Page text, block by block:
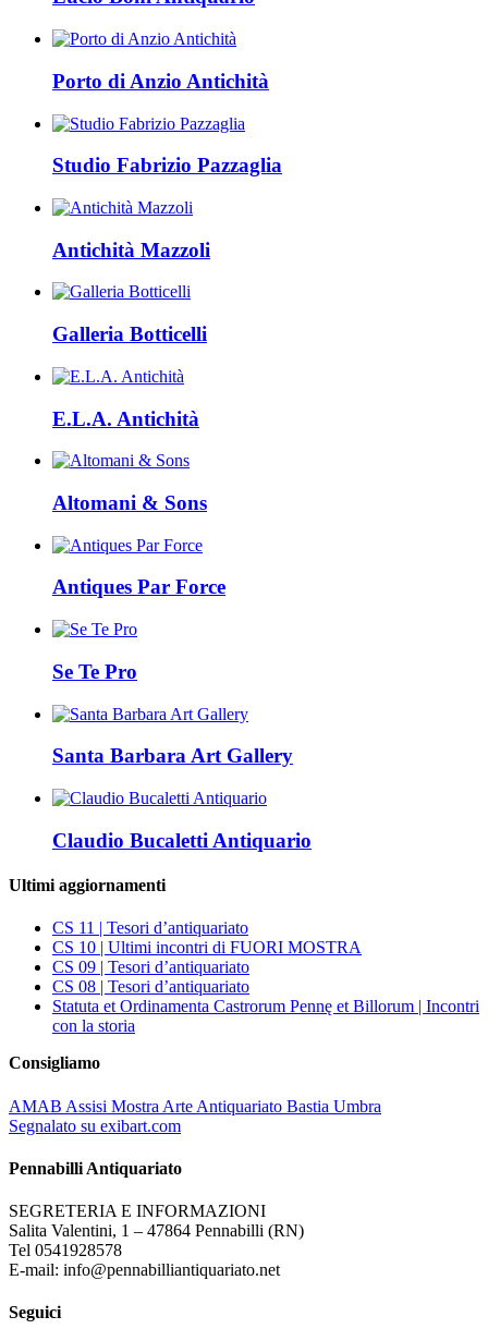
Porto di Anzio Antichità
Studio Fabrizio Pazzaglia
Antichità Mazzoli
Galleria Botticelli
E.L.A. Antichità
Altomani & Sons
Antiques Par Force
Se Te Pro
Santa Barbara Art Gallery
Claudio Bucaletti Antiquario
Ultimi aggiornamenti
CS 11 | Tesori d’antiquariato
CS 10 | Ultimi incontri di FUORI MOSTRA
CS 09 | Tesori d’antiquariato
CS 08 | Tesori d’antiquariato
Statuta et Ordinamenta Castrorum Pennę et Billorum | Incontri
con la storia
Consigliamo
AMAB Assisi Mostra Arte Antiquariato Bastia Umbra
Segnalato su exibart.com
Pennabilli Antiquariato
SEGRETERIA E INFORMAZIONI
Salita Valentini, 1 – 47864 Pennabilli (RN)
Tel 0541928578
E-mail: info@pennabilliantiquariato.net
Seguici